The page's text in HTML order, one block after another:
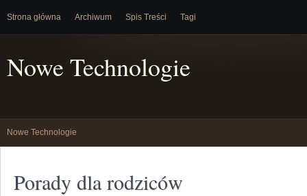
Strona główna Archiwum Spis Treści Tagi
Nowe Technologie
Nowe Technologie
Porady dla rodziców